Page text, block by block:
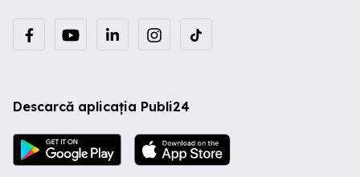
Descarcă aplicația Publi24